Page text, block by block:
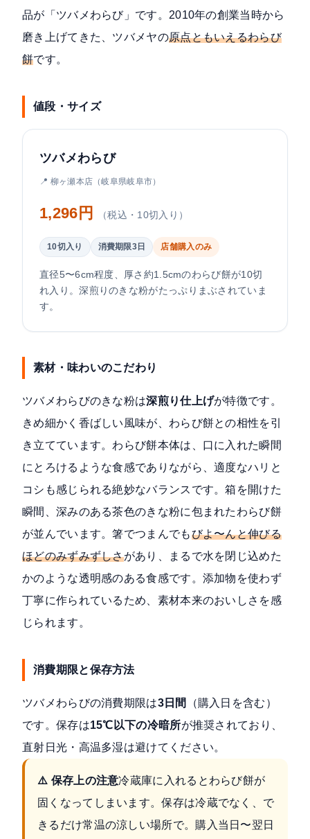
品が「ツバメわらび」です。2010年の創業当時から
磨き上げてきた、ツバメヤの原点ともいえるわらび
餅です。
値段・サイズ
ツバメわらび
📍 柳ヶ瀬本店（岐阜県岐阜市）
1,296円 （税込・10切入り）
10切入り 消費期限3日 店舗購入のみ
直径5〜6cm程度、厚さ約1.5cmのわらび餅が10切
れ入り。深煎りのきな粉がたっぷりまぶされていま
す。
素材・味わいのこだわり
ツバメわらびのきな粉は深煎り仕上げが特徴です。
きめ細かく香ばしい風味が、わらび餅との相性を引
き立てています。わらび餅本体は、口に入れた瞬間
にとろけるような食感でありながら、適度なハリと
コシも感じられる絶妙なバランスです。箱を開けた
瞬間、深みのある茶色のきな粉に包まれたわらび餅
が並んでいます。箸でつまんでもびよ〜んと伸びる
ほどのみずみずしさがあり、まるで水を閉じ込めた
かのような透明感のある食感です。添加物を使わず
丁寧に作られているため、素材本来のおいしさを感
じられます。
消費期限と保存方法
ツバメわらびの消費期限は3日間
（購入日を含む）
です。保存は15℃以下の冷暗所が推奨されており、
直射日光・高温多湿は避けてください。
⚠️ 保存上の注意冷蔵庫に入れるとわらび餅が
固くなってしまいます。保存は冷蔵でなく、で
きるだけ常温の涼しい場所で。購入当日〜翌日